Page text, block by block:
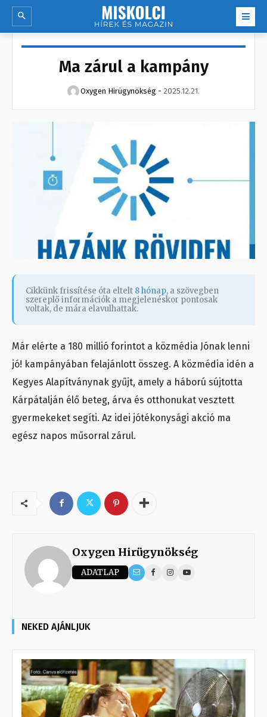
Ma zárul a kampány
Oxygen Hirügynökség - 2025.12.21.
Cikkünk frissítése óta eltelt 8 hónap, a szövegben
szereplő információk a megjelenéskor pontosak
voltak, de mára elavulhattak.
Már elérte a 180 millió forintot a közmédia Jónak lenni
jó! kampányában felajánlott összeg. A közmédia idén a
Kegyes Alapítványnak gyűjt, amely a háború sújtotta
Kárpátalján élő beteg, árva és otthonukat vesztett
gyermekeket segíti. Az idei jótékonysági akció ma
egész napos műsorral zárul.
Oxygen Hirügynökség
ADATLAP
NEKED AJÁNLJUK